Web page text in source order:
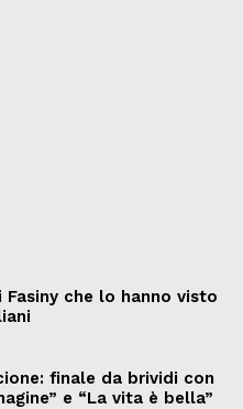
che lo hanno visto
finale da brividi con
e “La vita è bella”